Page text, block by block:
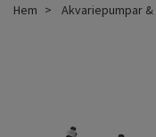
Hem Akvariepumpar